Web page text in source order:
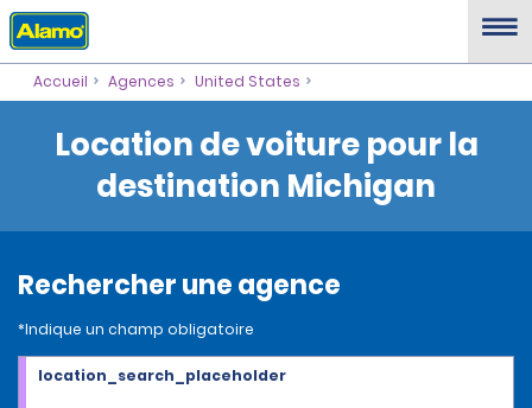
Accueil Agences United States
Location de voiture pour la
destination Michigan
Rechercher une agence
*Indique un champ obligatoire
location_search_placeholder